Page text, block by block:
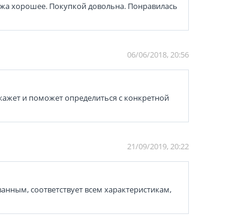
хорошее. Покупкой довольна. Понравилась
06/06/2018, 20:56
и поможет определиться с конкретной
21/09/2019, 20:22
соответствует всем характеристикам,